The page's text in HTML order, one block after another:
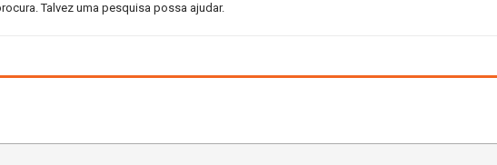
Talvez uma pesquisa possa ajudar.